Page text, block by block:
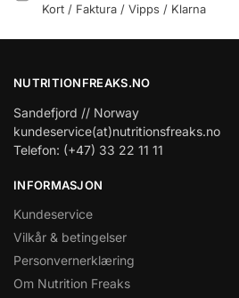
Kort / Faktura / Vipps / Klarna
NUTRITIONFREAKS.NO
Sandefjord // Norway
kundeservice(at)nutritionsfreaks.no
Telefon: (+47) 33 22 11 11
INFORMASJON
Kundeservice
Vilkår & betingelser
Personvernerklæring
Om Nutrition Freaks